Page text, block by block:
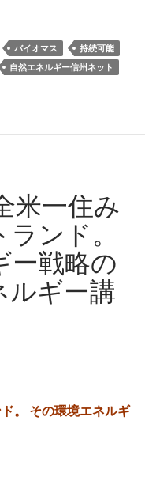
バイオマス
持続可能
自然エネルギー信州ネット
米一住み
ンド。
ー戦略の
ルギー講
。 その環境エネルギ